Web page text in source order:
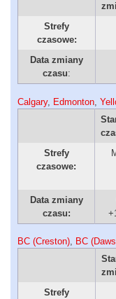
Strefy
czasowe:
Data zmiany
czasu:
Calgary, Edmonton
Strefy
czasowe:
Data zmiany
czasu:
BC (Creston), BC
Strefy